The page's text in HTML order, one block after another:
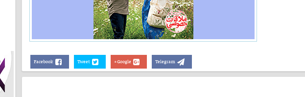
Facebook Tweet Google+ Telegram